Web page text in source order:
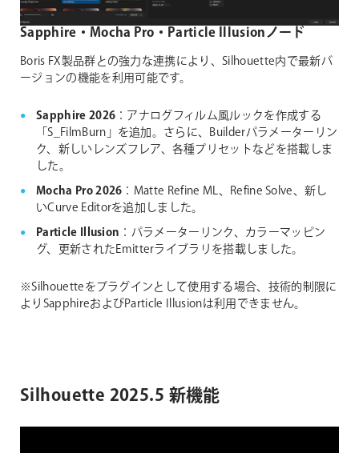
Sapphire・Mocha Pro・Particle Illusionノード
Boris FX製品群との強力な連携により、Silhouette内で最新バ
ージョンの機能を利用可能です。
Sapphire 2026 ：アナログフィルム風ルックを作成する
「S_FilmBurn」を追加。さらに、Builderパラメーターリン
ク、新しいレンズフレア、各種プリセットなどを搭載しま
した。
Mocha Pro 2026 ：Matte Refine ML、Refine Solve、新し
いCurve Editorを追加しました。
Particle Illusion ：パラメーターリンク、カラーマッピン
グ、更新されたEmitterライブラリを搭載しました。
※Silhouetteをプラグインとして使用する場合、技術的制限に
よりSapphireおよびParticle Illusionは利用できません。
Silhouette 2025.5 新機能